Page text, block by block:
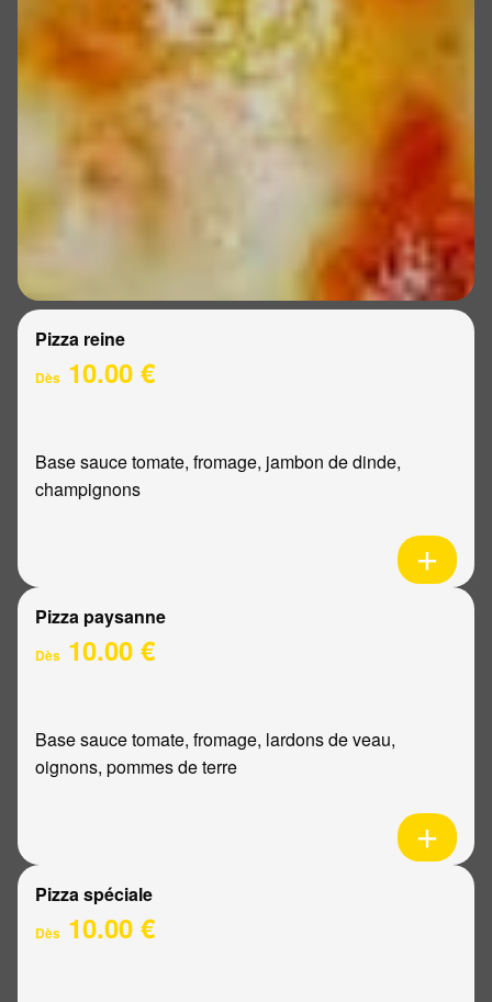
Pizza reine
Dès 10.00 €
Base sauce tomate, fromage, jambon de dinde,
champignons
Pizza paysanne
Dès 10.00 €
Base sauce tomate, fromage, lardons de veau,
oignons, pommes de terre
Pizza spéciale
Dès 10.00 €